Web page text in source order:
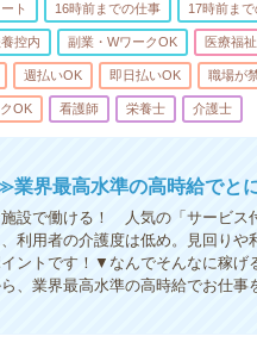
ト 16時前までの仕事 17時前ま
控内 副業・WワークOK 医療福祉
週払いOK 即日払いOK 職場が
OK 看護師 栄養士 介護士
界最高水準の高時給でと
設で働ける！ 人気の「サービス
利用者の介護度は低め。見回り
ントです！▼なんでそんなに稼
、業界最高水準の高時給でお仕